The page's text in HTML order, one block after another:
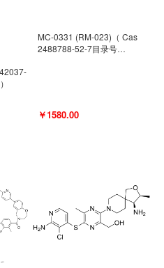
MC-0331 (RM-023)（ Cas
2488788-52-7目录号
￥1580.00